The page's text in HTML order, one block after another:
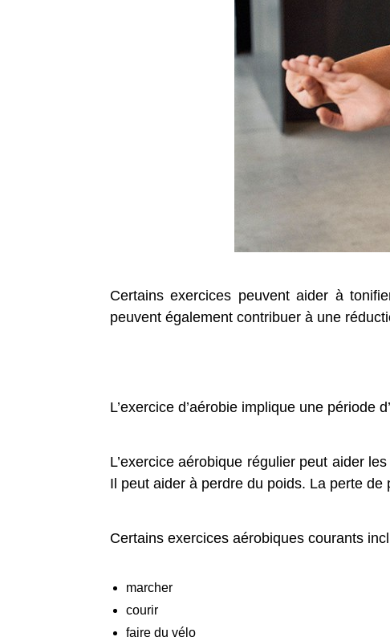
Certains exercices peuvent aider à
peuvent également contribuer à une
L’exercice d’aérobie implique une période
L’exercice aérobique régulier peut aider
Il peut aider à perdre du poids. La perte de
Certains exercices aérobiques courants
marcher
courir
faire du vélo